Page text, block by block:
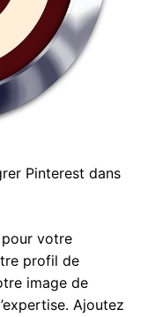
Pinterest dans
votre
profil de
image de
Ajoutez